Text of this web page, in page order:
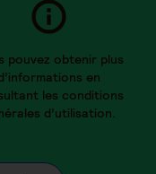
pouvez obtenir plus
en
les conditions
d’utilisation.